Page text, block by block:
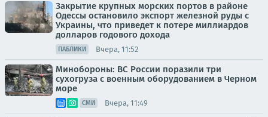
Закрытие крупных морских портов в районе
Одессы остановило экспорт железной руды с
Украины, что приведет к потере миллиардов
долларов годового дохода
ПАБЛИКИ Вчера, 11:52
Минобороны: ВС России поразили три
сухогруза с военным оборудованием в Черном
море
СМИ Вчера, 11:49